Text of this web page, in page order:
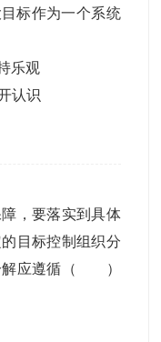
标作为一个系统
乐观
认识
，要落实到具体
目标控制组织分
解应遵循（ ）